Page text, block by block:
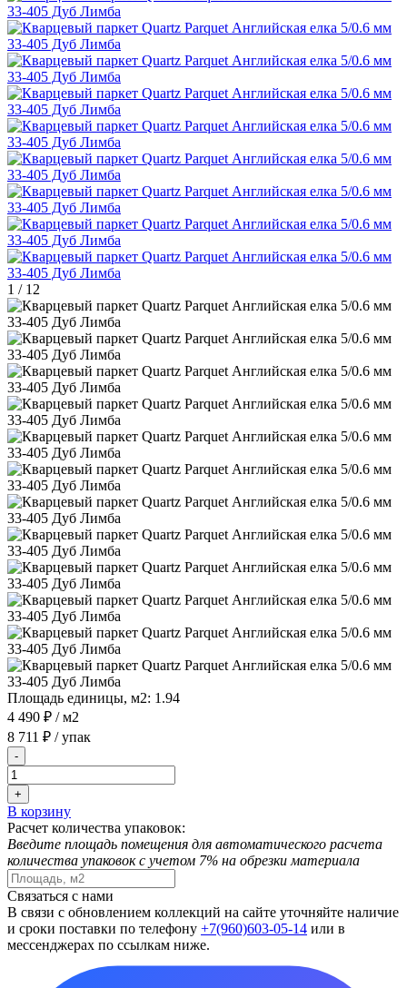
1 / 12
Площадь единицы, м2: 1.94
4 490 ₽ / м2
8 711 ₽ / упак
-
+
В корзину
Расчет количества упаковок:
Введите площадь помещения для автоматического расчета
количества упаковок с учетом 7% на обрезки материала
Связаться с нами
В связи с обновлением коллекций на сайте уточняйте наличие
и сроки поставки по телефону +7(960)603-05-14 или в
мессенджерах по ссылкам ниже.